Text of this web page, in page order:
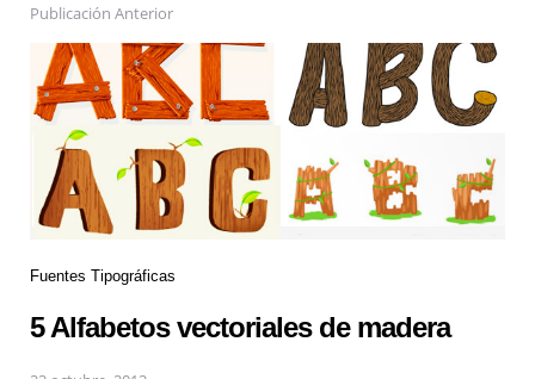
Publicación Anterior
Fuentes Tipográficas
5 Alfabetos vectoriales de madera